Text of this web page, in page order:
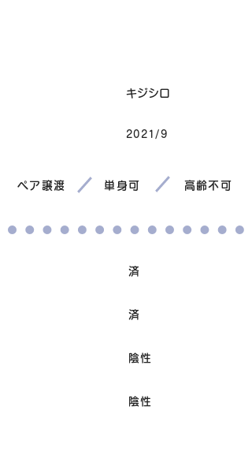
キジシロ
2021/9
ペア譲渡 単身可 高齢不可
済
済
陰性
陰性